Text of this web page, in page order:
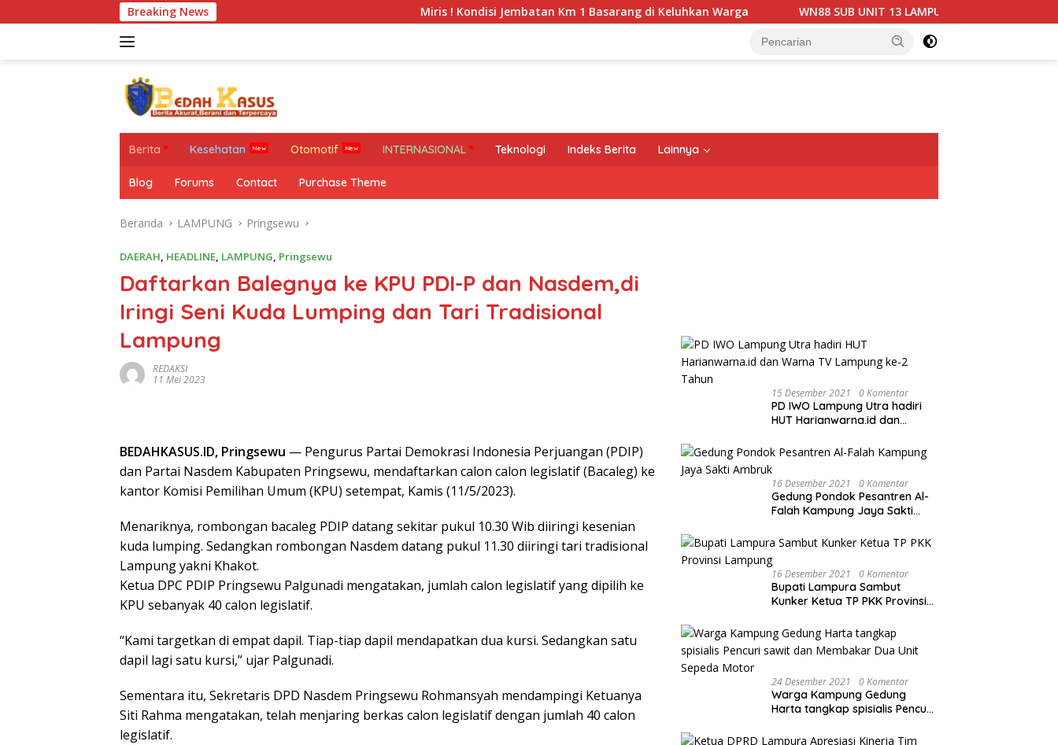
ke
Breaking News Miris ! Kondisi Jembatan Km 1 Basarang di Keluhkan Warga WN88 SUB UNIT 13 LAMPUNG UTARA GELAR RAPAT
Berita Kesehatan Otomotif INTERNASIONAL Teknologi Indeks Berita Lainnya
Blog Forums Contact Purchase Theme
Beranda LAMPUNG Pringsewu
DAERAH, HEADLINE, LAMPUNG, Pringsewu
Daftarkan Balegnya ke KPU PDI-P dan Nasdem,di
Iringi Seni Kuda Lumping dan Tari Tradisional
Lampung
REDAKSI
11 Mei 2023
BEDAHKASUS.ID, Pringsewu — Pengurus Partai Demokrasi Indonesia Perjuangan (PDIP)
dan Partai Nasdem Kabupaten Pringsewu, mendaftarkan calon calon legislatif (Bacaleg) ke
kantor Komisi Pemilihan Umum (KPU) setempat, Kamis (11/5/2023).
Menariknya, rombongan bacaleg PDIP datang sekitar pukul 10.30 Wib diiringi kesenian
kuda lumping. Sedangkan rombongan Nasdem datang pukul 11.30 diiringi tari tradisional
Lampung yakni Khakot.
Ketua DPC PDIP Pringsewu Palgunadi mengatakan, jumlah calon legislatif yang dipilih ke
KPU sebanyak 40 calon legislatif.
“Kami targetkan di empat dapil. Tiap-tiap dapil mendapatkan dua kursi. Sedangkan satu
dapil lagi satu kursi,” ujar Palgunadi.
Sementara itu, Sekretaris DPD Nasdem Pringsewu Rohmansyah mendampingi Ketuanya
Siti Rahma mengatakan, telah menjaring berkas calon legislatif dengan jumlah 40 calon
legislatif.
15 Desember 2021 0 Komentar
PD IWO Lampung Utra hadiri
HUT Harianwarna.id dan
Tahun
16 Desember 2021 0 Komentar
Gedung Pondok Pesantren Al-
Falah Kampung Jaya Sakti
16 Desember 2021 0 Komentar
Bupati Lampura Sambut
Kunker Ketua TP PKK Provinsi
24 Desember 2021 0 Komentar
Warga Kampung Gedung
Harta tangkap spisialis Pencuri
Sepeda Motor